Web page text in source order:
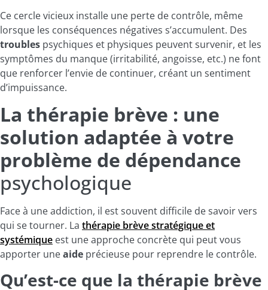
Ce cercle vicieux installe une perte de contrôle, même
lorsque les conséquences négatives s’accumulent. Des
troubles psychiques et physiques peuvent survenir, et les
symptômes du manque (irritabilité, angoisse, etc.) ne font
que renforcer l’envie de continuer, créant un sentiment
d’impuissance.
La thérapie brève : une
solution adaptée à votre
problème de dépendance
psychologique
Face à une addiction, il est souvent difficile de savoir vers
qui se tourner. La thérapie brève stratégique et
systémique est une approche concrète qui peut vous
apporter uneaide précieuse pour reprendre le contrôle.
Qu’est-ce que la thérapie brève